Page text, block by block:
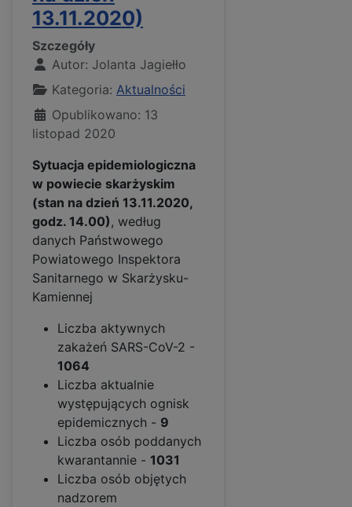
13.11.2020)
Szczegóły
Autor: Jolanta Jagiełło
Kategoria: Aktualności
Opublikowano: 13
listopad 2020
Sytuacja epidemiologiczna
w powiecie skarżyskim
(stan na dzień 13.11.2020,
godz. 14.00), według
danych Państwowego
Powiatowego Inspektora
Sanitarnego w Skarżysku-
Kamiennej
Liczba aktywnych
zakażeń SARS-CoV-2 -
1064
Liczba aktualnie
występujących ognisk
epidemicznych - 9
Liczba osób poddanych
kwarantannie - 1031
Liczba osób objętych
nadzorem